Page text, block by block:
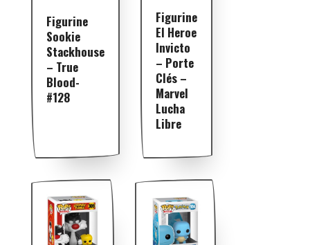
Figurine
Sookie
Stackhouse
– True
Blood-
#128
Figurine
El Heroe
Invicto
– Porte
Clés –
Marvel
Lucha
Libre